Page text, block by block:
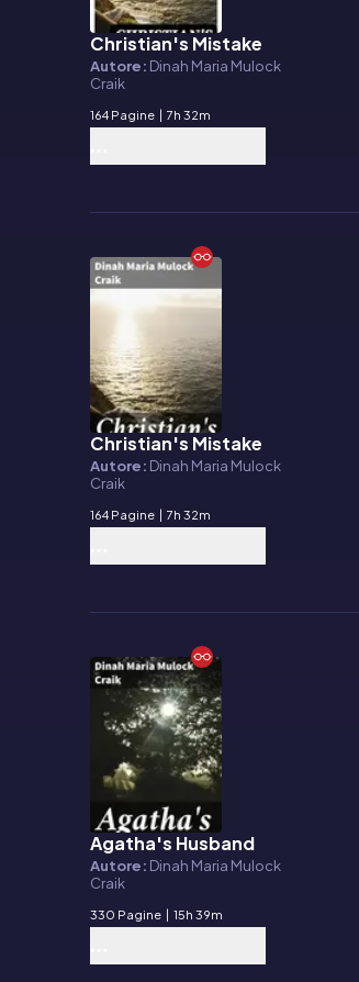
E-book
Christian's Mistake
Autore: Dinah Maria Mulock
Craik
164 Pagine | 7h 32m
E-book
Christian's Mistake
Autore: Dinah Maria Mulock
Craik
164 Pagine | 7h 32m
E-book
Agatha's Husband
Autore: Dinah Maria Mulock
Craik
330 Pagine | 15h 39m